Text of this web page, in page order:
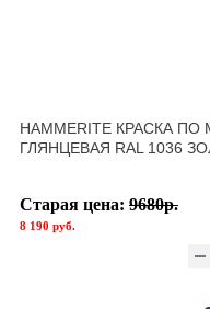
HAMMERITE КРАСКА
ГЛЯНЦЕВАЯ RAL 1036
Старая цена: 9680р.
8 190 руб.